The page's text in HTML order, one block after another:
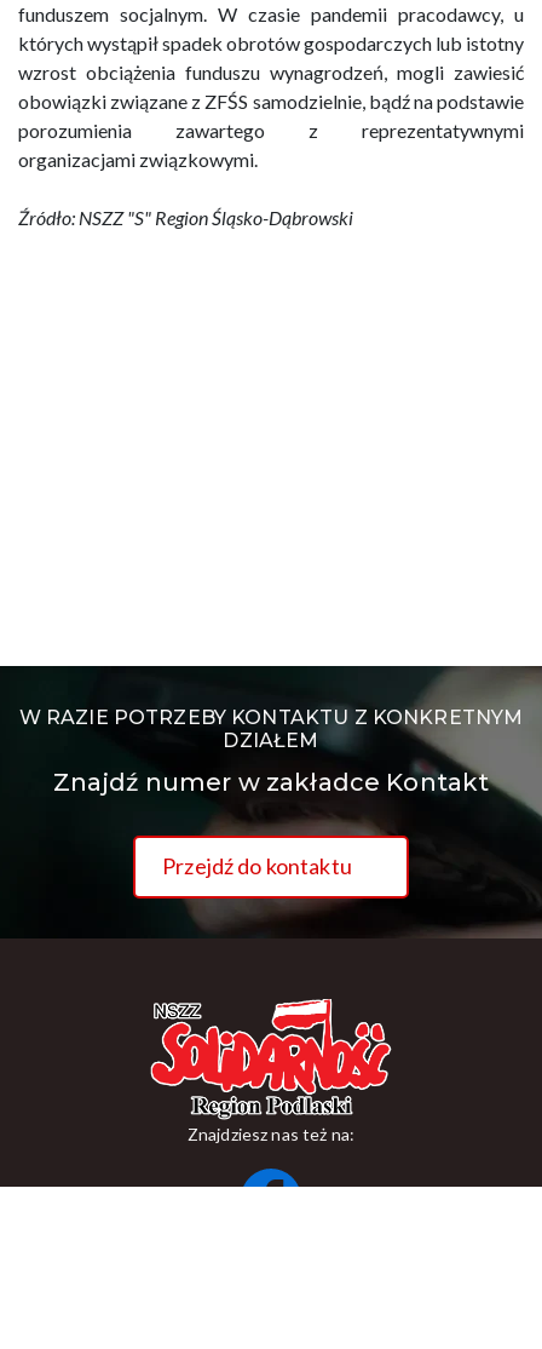
funduszem socjalnym. W czasie pandemii pracodawcy, u
których wystąpił spadek obrotów gospodarczych lub istotny
wzrost obciążenia funduszu wynagrodzeń, mogli zawiesić
obowiązki związane z ZFŚS samodzielnie, bądź na podstawie
porozumienia zawartego z reprezentatywnymi
organizacjami związkowymi.
Źródło: NSZZ "S" Region Śląsko-Dąbrowski
W RAZIE POTRZEBY KONTAKTU Z KONKRETNYM
DZIAŁEM
Znajdź numer w zakładce Kontakt
Przejdź do kontaktu
Znajdziesz nas też na: